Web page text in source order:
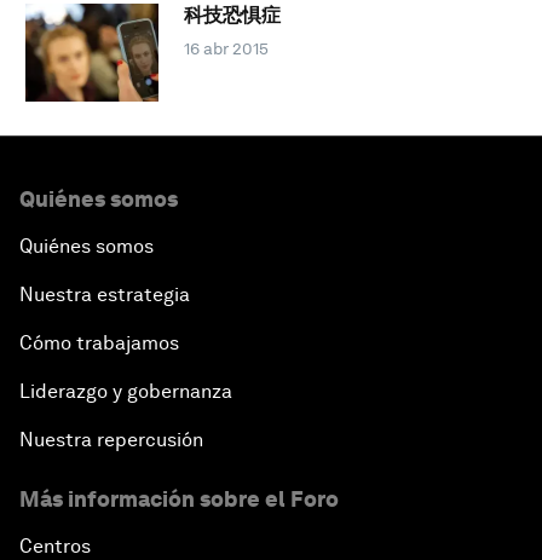
科技恐惧症
16 abr 2015
Quiénes somos
Quiénes somos
Nuestra estrategia
Cómo trabajamos
Liderazgo y gobernanza
Nuestra repercusión
Más información sobre el Foro
Centros